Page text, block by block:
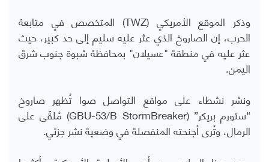
وذكر الموقع الأمريكي (TWZ) المتخصص في متابعة
الحرب، إن الصاروخ الذي عثر عليه سليم إلى حد كبير، حيث
عثر عليه في منطقة "عسيلان" بمحافظة شبوة جنوب شرق
اليمن.
ونشر نشطاء على مواقع التواصل صوا تُظهر صاروخ
“ستورم بريكر” (GBU-53/B StormBreaker) مُلقًى على
الرمال، وتُرى أجنحته المنفصلة في وضعية نشر جزئي.